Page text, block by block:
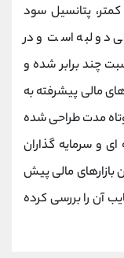
پتانسیل سود
دو لبه است و در
چند برابر شده و
مالی پیشرفته به
‌مدت طراحی شده‌
و سرمایه‌ گذاران
بازارهای مالی پیش
آن را بررسی کرده